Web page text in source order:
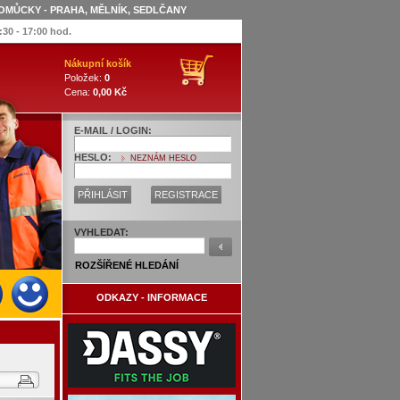
- PRAHA, MĚLNÍK, SEDLČANY
- 17:00 hod.
Nákupní košík
Položek: 0
Cena: 0,00 Kč
E-MAIL / LOGIN:
HESLO: NEZNÁM HESLO
PŘIHLÁSIT REGISTRACE
VYHLEDAT:
ROZŠÍŘENÉ HLEDÁNÍ
ODKAZY - INFORMACE